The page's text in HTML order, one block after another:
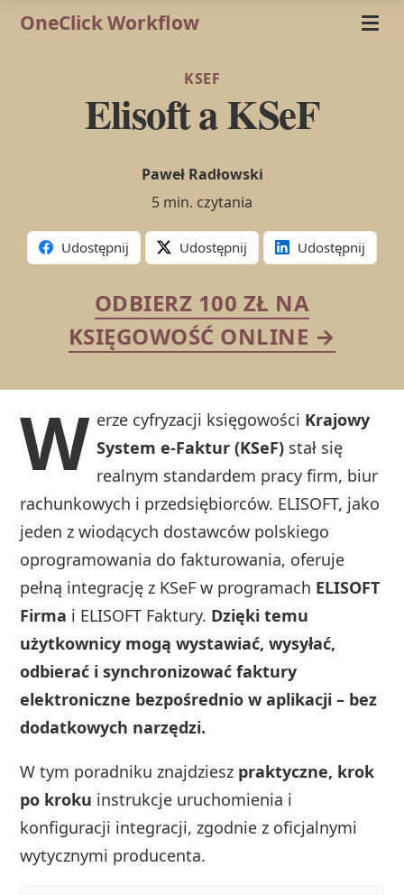
OneClick Workflow
KSEF
Elisoft a KSeF
Paweł Radłowski
5 min. czytania
Udostępnij Udostępnij Udostępnij
ODBIERZ 100 ZŁ NA
KSIĘGOWOŚĆ ONLINE →
W erze cyfryzacji księgowości Krajowy
System e-Faktur (KSeF) stał się
realnym standardem pracy firm, biur
rachunkowych i przedsiębiorców. ELISOFT, jako
jeden z wiodących dostawców polskiego
oprogramowania do fakturowania, oferuje
pełną integrację z KSeF w programach ELISOFT
Firma i ELISOFT Faktury. Dzięki temu
użytkownicy mogą wystawiać, wysyłać,
odbierać i synchronizować faktury
elektroniczne bezpośrednio w aplikacji – bez
dodatkowych narzędzi.
W tym poradniku znajdziesz praktyczne, krok
po kroku instrukcje uruchomienia i
konfiguracji integracji, zgodnie z oficjalnymi
wytycznymi producenta.